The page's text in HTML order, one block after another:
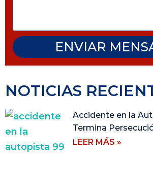
ENVIAR
NOTICIAS
Accidente en la
Termina
LEER MÁS »